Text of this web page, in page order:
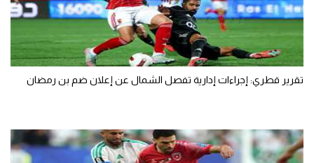
تقرير قطري: إجراءات إدارية تفصل الشمال عن إعلان ضم بن رمضان